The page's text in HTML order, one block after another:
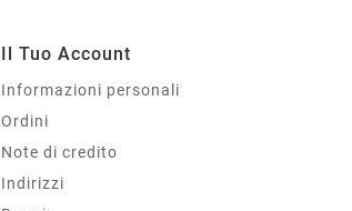
Il Tuo Account
Informazioni personali
Ordini
Note di credito
Indirizzi